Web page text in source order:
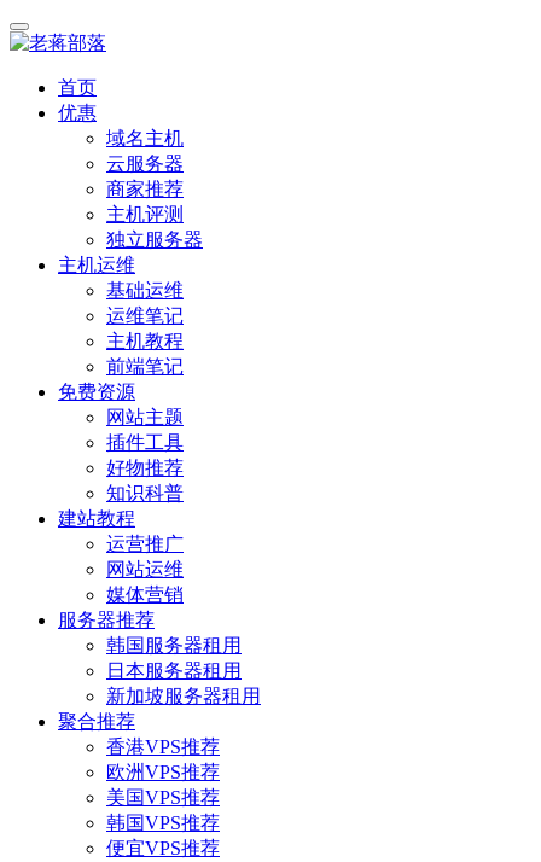
首页
优惠
域名主机
云服务器
商家推荐
主机评测
独立服务器
主机运维
基础运维
运维笔记
主机教程
前端笔记
免费资源
网站主题
插件工具
好物推荐
知识科普
建站教程
运营推广
网站运维
媒体营销
服务器推荐
韩国服务器租用
日本服务器租用
新加坡服务器租用
聚合推荐
香港VPS推荐
欧洲VPS推荐
美国VPS推荐
韩国VPS推荐
便宜VPS推荐